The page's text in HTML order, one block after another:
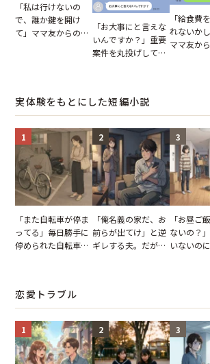
「私は行けないの
で、誰か鍵を開け
て」ママ友からの
「お大事にと言えな
いんですか？」重要
案件を丸投げして休
「給食費
れないか
ママ友か
実体験をもとにした短編小説
1
「また自転車が停ま
ってる」毎日勝手に
停められた自転車。
2
「俺名義の家だ、お
前らが出てけ」と逆
ギレする夫。だが、
3
「お昼ご
ないの？
いないの
恋愛トラブル
1 2 3